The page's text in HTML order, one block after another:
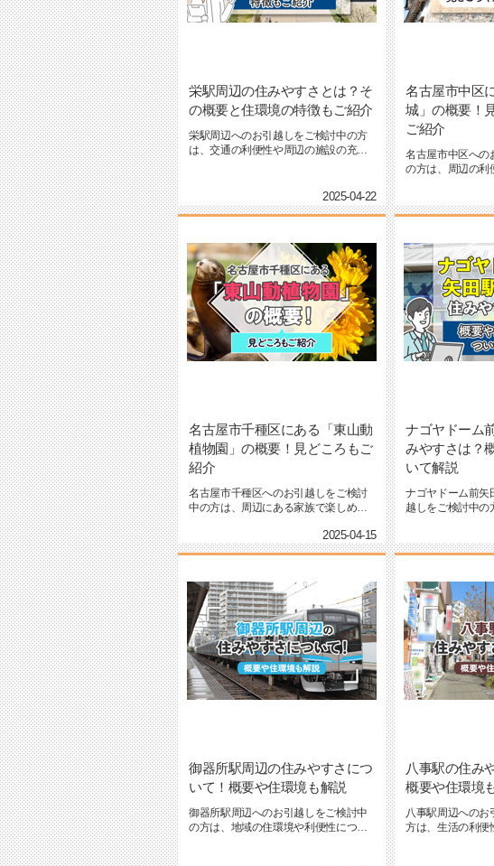
栄駅周辺の住みやすさとは？そ
の概要と住環境の特徴もご紹介
栄駅周辺へのお引越しをご検討中の方
は、交通の利便性や周辺の施設の充実
2025-04-22
名古屋市中区
城」の概要！
ご紹介
名古屋市中区への
の方は、周辺の利
名古屋市千種区にある「東山動
植物園」の概要！見どころもご
紹介
名古屋市千種区へのお引越しをご検討
中の方は、周辺にある家族で楽しめる
2025-04-15
ナゴヤドーム
みやすさは？
いて解説
ナゴヤドーム前矢
越しをご検討中の
御器所駅周辺の住みやすさにつ
いて！概要や住環境も解説
御器所駅周辺へのお引越しをご検討中
の方は、地域の住環境や利便性につい
八事駅の住み
概要や住環境
八事駅周辺へのお
方は、生活の利便